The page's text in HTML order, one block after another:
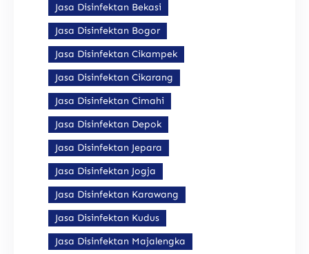
Jasa Disinfektan Bekasi
Jasa Disinfektan Bogor
Jasa Disinfektan Cikampek
Jasa Disinfektan Cikarang
Jasa Disinfektan Cimahi
Jasa Disinfektan Depok
Jasa Disinfektan Jepara
Jasa Disinfektan Jogja
Jasa Disinfektan Karawang
Jasa Disinfektan Kudus
Jasa Disinfektan Majalengka